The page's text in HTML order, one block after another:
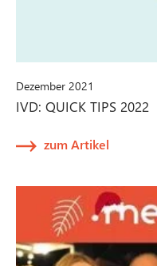
Dezember 2021
IVD: QUICK TIPS 2022
zum Artikel